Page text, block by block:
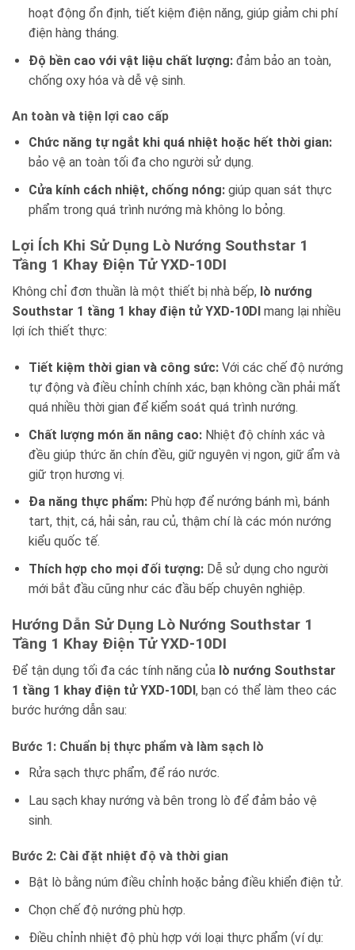
hoạt động ổn định, tiết kiệm điện năng, giúp giảm chi phí
điện hàng tháng.
Độ bền cao với vật liệu chất lượng:đảm bảo an toàn,
chống oxy hóa và dễ vệ sinh.
An toàn và tiện lợi cao cấp
Chức năng tự ngắt khi quá nhiệt hoặc hết thời gian:
bảo vệ an toàn tối đa cho người sử dụng.
Cửa kính cách nhiệt, chống nóng:giúp quan sát thực
phẩm trong quá trình nướng mà không lo bỏng.
Lợi Ích Khi Sử Dụng Lò Nướng Southstar 1
Tầng 1 Khay Điện Tử YXD-10DI
Không chỉ đơn thuần là một thiết bị nhà bếp, lò nướng
Southstar 1 tầng 1 khay điện tử YXD-10DI mang lại nhiều
lợi ích thiết thực:
Tiết kiệm thời gian và công sức:Với các chế độ nướng
tự động và điều chỉnh chính xác, bạn không cần phải mất
quá nhiều thời gian để kiểm soát quá trình nướng.
Chất lượng món ăn nâng cao:Nhiệt độ chính xác và
đều giúp thức ăn chín đều, giữ nguyên vị ngon, giữ ẩm và
giữ trọn hương vị.
Đa năng thực phẩm:Phù hợp để nướng bánh mì, bánh
tart, thịt, cá, hải sản, rau củ, thậm chí là các món nướng
kiểu quốc tế.
Thích hợp cho mọi đối tượng:Dễ sử dụng cho người
mới bắt đầu cũng như các đầu bếp chuyên nghiệp.
Hướng Dẫn Sử Dụng Lò Nướng Southstar 1
Tầng 1 Khay Điện Tử YXD-10DI
Để tận dụng tối đa các tính năng của lò nướng Southstar
1 tầng 1 khay điện tử YXD-10DI , bạn có thể làm theo các
bước hướng dẫn sau:
Bước 1: Chuẩn bị thực phẩm và làm sạch lò
Rửa sạch thực phẩm, để ráo nước.
Lau sạch khay nướng và bên trong lò để đảm bảo vệ
sinh.
Bước 2: Cài đặt nhiệt độ và thời gian
Bật lò bằng núm điều chỉnh hoặc bảng điều khiển điện tử.
Chọn chế độ nướng phù hợp.
Điều chỉnh nhiệt độ phù hợp với loại thực phẩm (ví dụ: